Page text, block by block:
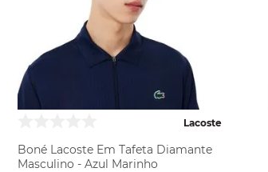
Lacoste
Boné Lacoste Em Tafeta Diamante
Masculino - Azul Marinho